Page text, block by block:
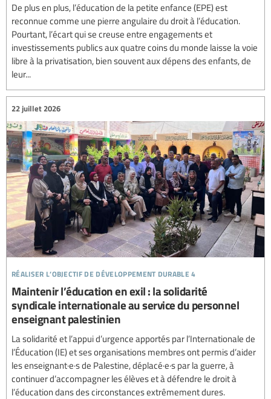
De plus en plus, l’éducation de la petite enfance (EPE) est
reconnue comme une pierre angulaire du droit à l’éducation.
Pourtant, l’écart qui se creuse entre engagements et
investissements publics aux quatre coins du monde laisse la voie
libre à la privatisation, bien souvent aux dépens des enfants, de
leur...
réaliser l’objectif de développement durable 4
22 juillet 2026
Maintenir l’éducation en exil : la solidarité
syndicale internationale au service du personnel
enseignant palestinien
La solidarité et l’appui d’urgence apportés par l’Internationale de
l’Éducation (IE) et ses organisations membres ont permis d’aider
les enseignant·e·s de Palestine, déplacé·e·s par la guerre, à
continuer d’accompagner les élèves et à défendre le droit à
l’éducation dans des circonstances extrêmement dures.